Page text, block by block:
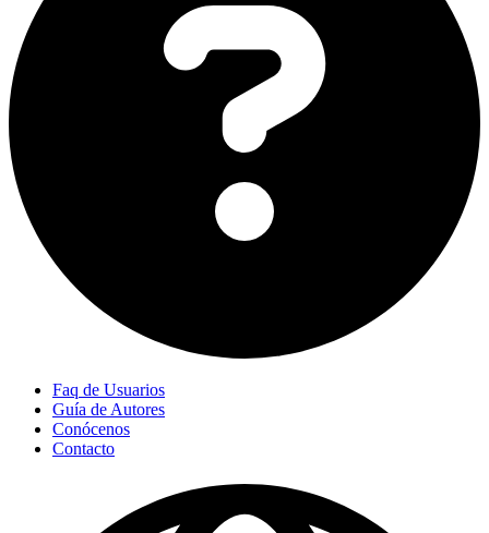
Faq de Usuarios
Guía de Autores
Conócenos
Contacto